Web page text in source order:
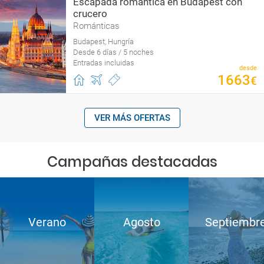
crucero
Románticas
Budapest, Hungría
Desde 6 días / 5 noches
Entradas incluidas
desde
1663€
VER MÁS OFERTAS
Campañas destacadas
Verano Agosto